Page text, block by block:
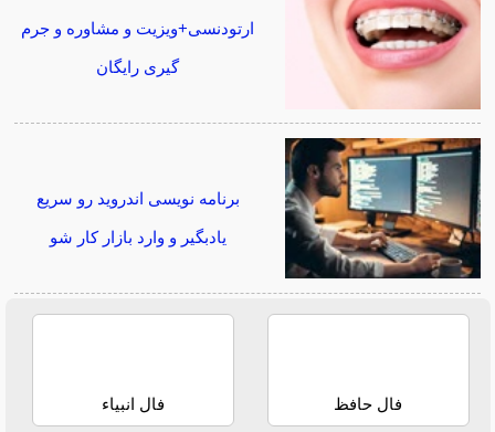
ارتودنسی+ویزیت و مشاوره و جرم
گیری رایگان
برنامه نویسی اندروید رو سریع
یادبگیر و وارد بازار کار شو
فال حافظ فال انبیاء